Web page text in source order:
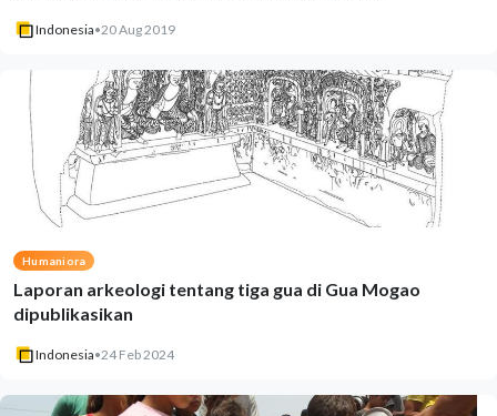
Indonesia•20 Aug 2019
Humaniora
Laporan arkeologi tentang tiga gua di Gua Mogao
dipublikasikan
Indonesia•24 Feb 2024